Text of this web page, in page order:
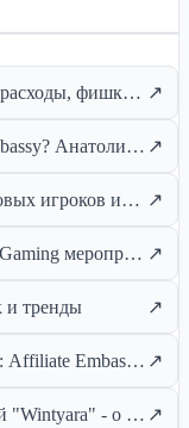
Бизнес на афилейт-ивентах: доходы, расходы, фишки, факапы и горе арбитражники ↗
ЧТО ПРОИСХОДИЛО в Affiliate Embassy? Анатолий Винтер ↗
Как создать бренд, собирающий топовых игроков индустрии ↗
Анатолий Шварц про организацию iGaming мероприятий, гэмблинг тусовки и жизнь на Кипре ↗
и тренды ↗
Анатолий Шварц, Академия МАМА: Affiliate Embassy ценой в -250$к ↗
D TIME podcast #4 в гостях Анатолий "Wintyara" - о бизнесе, жизни и проектах ↗